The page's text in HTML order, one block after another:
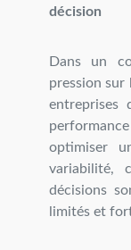
décision
Dans un
pression sur
entreprises
optimiser
variabilité,
décisions
limités et